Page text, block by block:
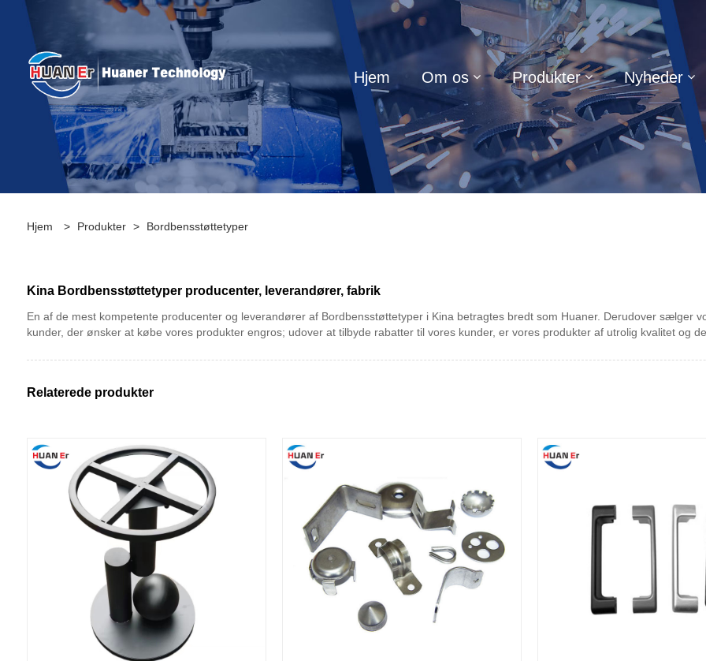
Hjem Om os Produkter Nyheder
Hjem > Produkter > Bordbensstøttetyper
Kina Bordbensstøttetyper producenter, leverandører, fabrik
En af de mest kompetente producenter og leverandører af Bordbensstøttetyper i Kina betragtes bredt som Huaner. Derudover sælger
kunder, der ønsker at købe vores produkter engros; udover at tilbyde rabatter til vores kunder, er vores produkter af utrolig kvalitet og de
Relaterede produkter